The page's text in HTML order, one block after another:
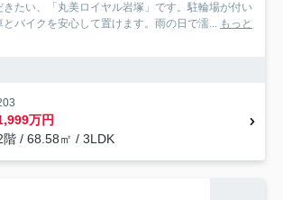
たい、「丸美ロイヤル岩塚」です。駐輪場が付い
バイクを安心して置けます。雨の日で濡... もっと
万円
階 / 68.58㎡ / 3LDK